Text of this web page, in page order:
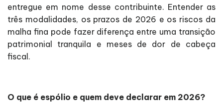
entregue em nome desse contribuinte. Entender as
três modalidades, os prazos de 2026 e os riscos da
malha fina pode fazer diferença entre uma transição
patrimonial tranquila e meses de dor de cabeça
fiscal.
O que é espólio e quem deve declarar em 2026?